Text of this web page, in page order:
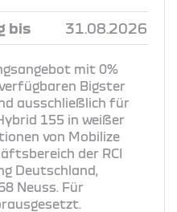
bis 31.08.2026
mit 0%
Bigster
ausschließlich für
155 in weißer
von Mobilize
der RCI
Deutschland,
Neuss. Für